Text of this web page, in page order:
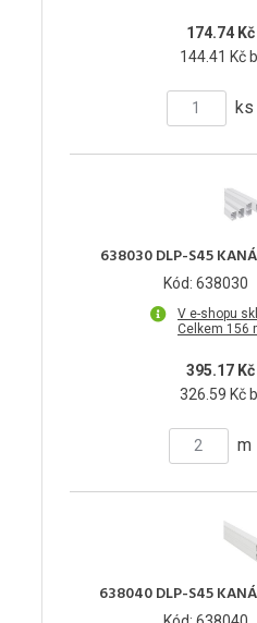
174.74 Kč
144.41 Kč
ks
638030 DLP-S45
Kód: 638030
V e-shopu
Celkem 156
395.17 Kč
326.59 Kč
m
638040 DLP-S45